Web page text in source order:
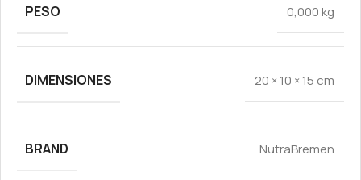
PESO
0,000 kg
DIMENSIONES 20 × 10 × 15 cm
BRAND NutraBremen